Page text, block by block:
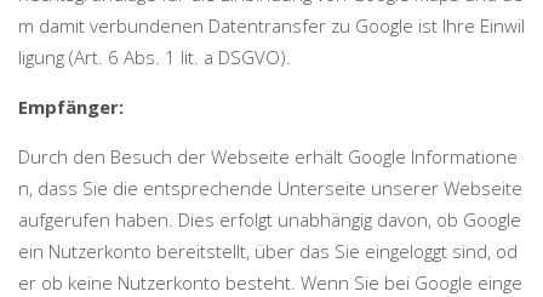
m damit verbundenen Datentransfer zu Google ist Ihre Einwil
ligung (Art. 6 Abs. 1 lit. a DSGVO).
Empfänger:
Durch den Besuch der Webseite erhält Google Informatione
n, dass Sie die entsprechende Unterseite unserer Webseite
aufgerufen haben. Dies erfolgt unabhängig davon, ob Google
ein Nutzerkonto bereitstellt, über das Sie eingeloggt sind, od
er ob keine Nutzerkonto besteht. Wenn Sie bei Google einge